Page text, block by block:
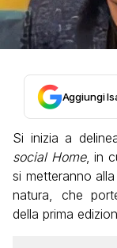
Aggiungi
Si inizia a
social Home, in
si metteranno
natura, che
della prima